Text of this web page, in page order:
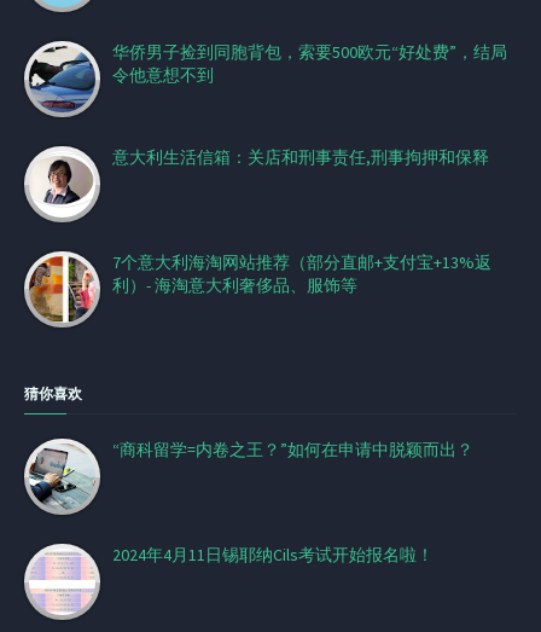
华侨男子捡到同胞背包，索要500欧元“好处费”，结局
令他意想不到
意大利生活信箱：关店和刑事责任,刑事拘押和保释
7个意大利海淘网站推荐（部分直邮+支付宝+13%返
利）- 海淘意大利奢侈品、服饰等
猜你喜欢
“商科留学=内卷之王？”如何在申请中脱颖而出？
2024年4月11日锡耶纳Cils考试开始报名啦！